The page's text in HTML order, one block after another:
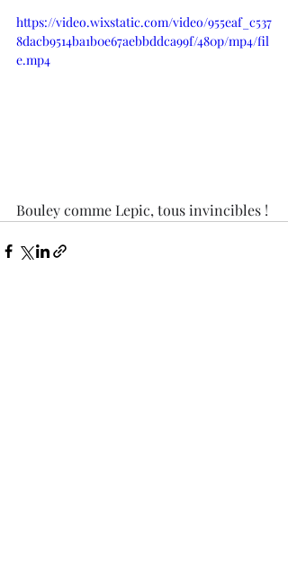
https://video.wixstatic.com/video/955eaf_c537
8dacb9514ba1b0e67aebbddca99f/480p/mp4/fil
e.mp4
Bouley comme Lepic, tous invincibles !